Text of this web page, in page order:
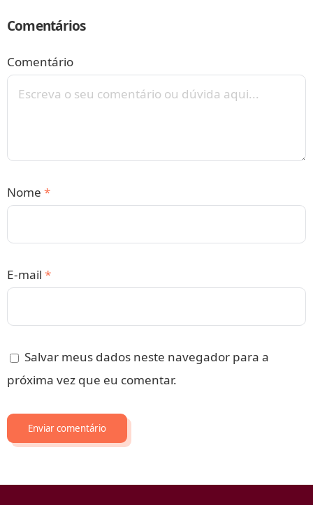
Comentários
Comentário
Nome *
E-mail *
Salvar meus dados neste navegador para a
próxima vez que eu comentar.